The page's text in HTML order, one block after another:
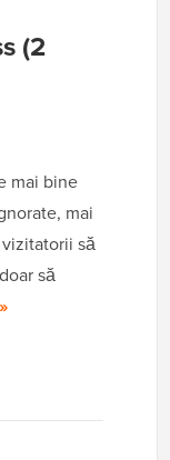
(2
mai bine
mai
să
să